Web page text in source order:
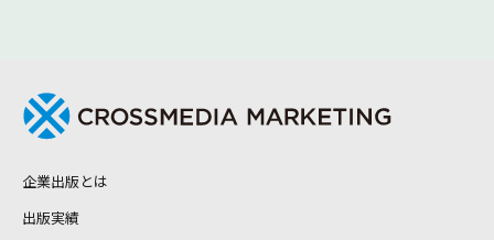
企業出版とは
出版実績